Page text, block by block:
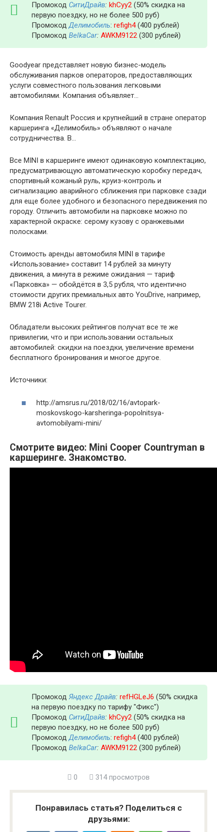
Промокод СитиДрайв: khCyy2 (50% скидка на
первую поездку, но не более 500 руб)
ПромокодДелимобиль: refigh4(400 рублей)
Промокод BelkaCar: AWKM9122 (300 рублей)
Goodyear представляет новую бизнес-модель
обслуживания парков операторов, предоставляющих
услуги совместного пользования легковыми
автомобилями. Компания объявляет…
Компания Renault Россия и крупнейший в стране оператор
каршеринга «Делимобиль» объявляют о начале
сотрудничества. В…
Все MINI в каршеринге имеют одинаковую комплектацию,
предусматривающую автоматическую коробку передач,
спортивный кожаный руль, круиз-контроль и
сигнализацию аварийного сближения при парковке сзади
для еще более удобного и безопасного передвижения по
городу. Отличить автомобили на парковке можно по
характерной окраске: серому кузову с оранжевыми
полосками.
Стоимость аренды автомобиля MINI в тарифе
«Использование» составит 14 рублей за минуту
движения, а минута в режиме ожидания — тариф
«Парковка» — обойдётся в 3,5 рубля, что идентично
стоимости других премиальных авто YouDrive, например,
BMW 218i Active Tourer.
Обладатели высоких рейтингов получат все те же
привилегии, что и при использовании остальных
автомобилей: скидки на поездки, увеличение времени
бесплатного бронирования и многое другое.
Источники:
http://amsrus.ru/2018/02/16/avtopark-
moskovskogo-karsheringa-popolnitsya-
avtomobilyami-mini/
Смотрите видео: Mini Cooper Countryman в
каршеринге. Знакомство.
Промокод Яндекс Драйв: refHGLeJ6 (50% скидка
на первую поездку по тарифу "Фикс")
Промокод СитиДрайв: khCyy2 (50% скидка на
первую поездку, но не более 500 руб)
Промокод Делимобиль: refigh4(400 рублей)
Промокод BelkaCar: AWKM9122 (300 рублей)
0 314 просмотров
Понравилась статья? Поделиться с
друзьями: